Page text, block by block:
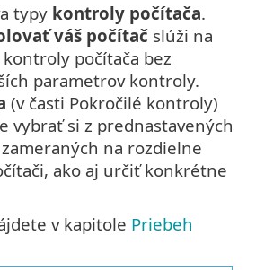
typy kontroly počítača.
váš počítač slúži na
počítača bez
parametrov kontroly.
(v časti Pokročilé kontroly)
vybrať si z prednastavených
na rozdielne
ako aj určiť konkrétne
v kapitole Priebeh